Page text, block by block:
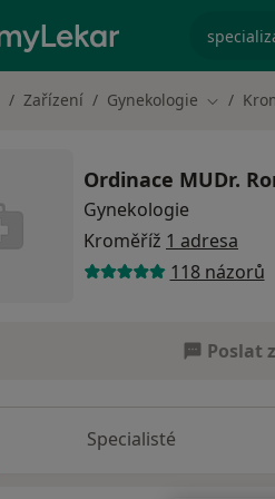
Zařízení Gynekologie Změna
Ordinace MUDr.
Gynekologie
Kroměříž 1 adresa
118 názorů
Poslat
Specialisté